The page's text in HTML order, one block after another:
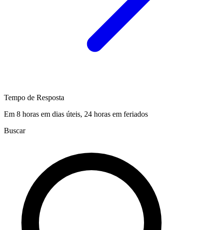
Tempo de Resposta
Em 8 horas em dias úteis, 24 horas em feriados
Buscar